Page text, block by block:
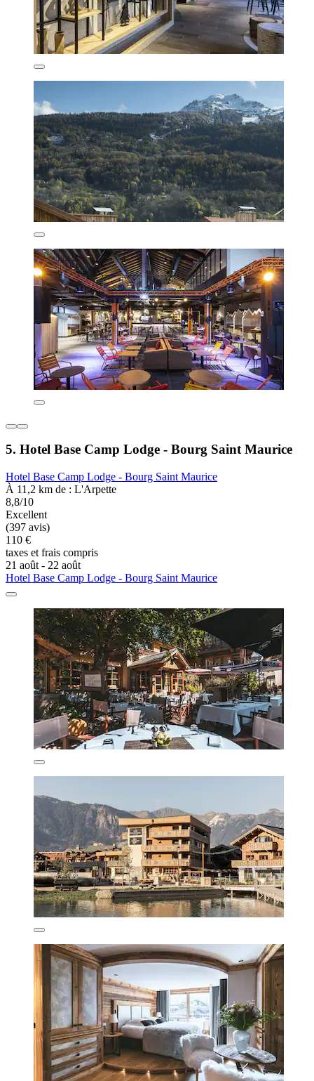
5. Hotel Base Camp Lodge - Bourg Saint Maurice
Hotel Base Camp Lodge - Bourg Saint Maurice
À 11,2 km de : L'Arpette
8,8/10
Excellent
(397 avis)
110 €
taxes et frais compris
21 août - 22 août
Hotel Base Camp Lodge - Bourg Saint Maurice